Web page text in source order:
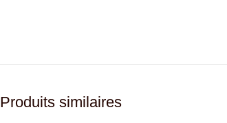
Produits similaires